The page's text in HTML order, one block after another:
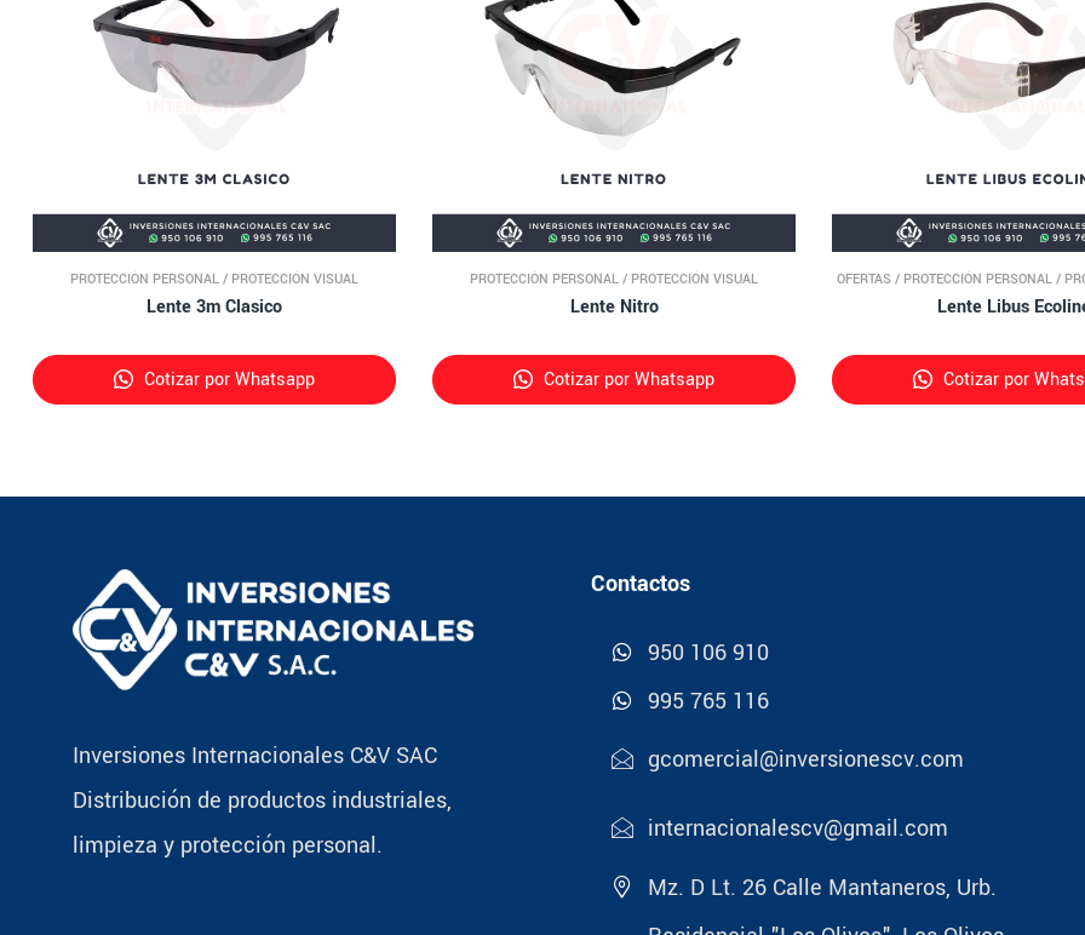
PROTECCIÓN PERSONAL / PROTECCIÓN VISUAL
Lente 3m Clasico
Cotizar por Whatsapp
PROTECCIÓN PERSONAL / PROTECCIÓN VISUAL
Lente Nitro
Cotizar por Whatsapp
OFERTAS / PROTECCIÓN PERSONAL/
Lente Libus
Cotizar por
Inversiones Internacionales C&V SAC
Distribución de productos industriales,
limpieza y protección personal.
Contactos
950 106 910
995 765 116
gcomercial@inversionescv.com
internacionalescv@gmail.com
Mz. D Lt. 26 Calle Mantaneros, Urb.